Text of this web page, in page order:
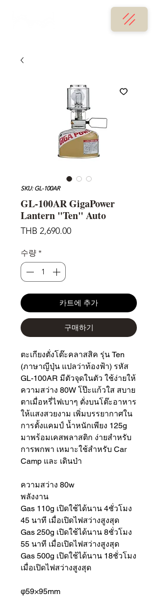
SKU: GL-100AR
GL-100AR GigaPower
Lantern "Ten" Auto
THB 2,690.00가
수량 *
카트에 추가
구매하기
ตะเกียงตั่งโต๊ะคลาสสิค รุ่น Ten
(ภาษาญีปุ่น แปลว่าท้องฟ้า) รหัส
GL-100AR มีตัวจุดในตัว ใช้ง่ายให้
ความสว่าง 80W โป๊ะแก้วใส สบาย
ตาเมื่อหรี่ไฟเบาๆ ตั่งบนโต๊ะอาหาร
ให้แสงสวยงาม เพิ่มบรรยากาศใน
การตั้งแคมป์ น้ำหนักเพียง 125g
มาพร้อมเคสพลาสติก ง่ายสำหรับ
การพกพา เหมาะใช้สำหรับ Car
Camp และ เดินป่า
ความสว่าง 80w
พลังงาน
Gas 110g เปิดใช้ได้นาน 4ชั่วโมง
45 นาที เมื่อเปิดไฟสว่างสูงสุด
Gas 250g เปิดใช้ได้นาน 8ชั่วโมง
55 นาที เมื่อเปิดไฟสว่างสูงสุด
Gas 500g เปิดใช้ได้นาน 18ชั่วโมง
เมื่อเปิดไฟสว่างสูงสุด
φ59×95mm